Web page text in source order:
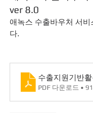
ver 8.0
애녹스 수출바우처 서비
다.
수출지원기반
PDF 다운로드 •